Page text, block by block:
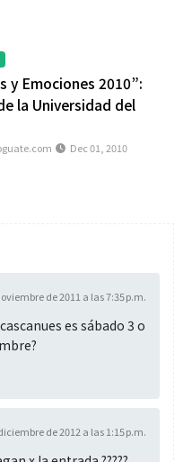
y Emociones 2010”:
la Universidad del
Dec 01, 2010
de 2011 a las 7:35 p.m.
es sábado 3 o
de 2012 a las 1:15 p.m.